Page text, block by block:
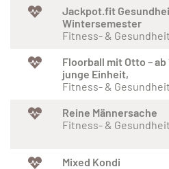
Jackpot.fit
Wintersemester
Fitness- &
Floorball mit Otto – ab
junge Einheit,
Fitness- &
Reine Männersache
Fitness- &
Mixed Kondi